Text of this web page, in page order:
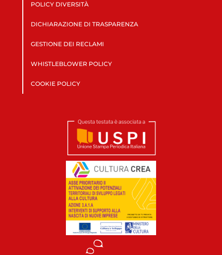
POLICY DIVERSITÀ
DICHIARAZIONE DI TRASPARENZA
GESTIONE DEI RECLAMI
WHISTLEBLOWER POLICY
COOKIE POLICY